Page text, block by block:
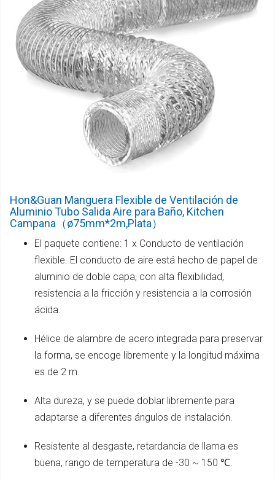
Hon&Guan Manguera Flexible de Ventilación de
Aluminio Tubo Salida Aire para Baño, Kitchen
Campana（ø75mm*2m,Plata）
El paquete contiene: 1 x Conducto de ventilación
flexible. El conducto de aire está hecho de papel de
aluminio de doble capa, con alta flexibilidad,
resistencia a la fricción y resistencia a la corrosión
ácida.
Hélice de alambre de acero integrada para preservar
la forma, se encoge libremente y la longitud máxima
es de 2 m.
Alta dureza, y se puede doblar libremente para
adaptarse a diferentes ángulos de instalación.
Resistente al desgaste, retardancia de llama es
buena, rango de temperatura de -30 ~ 150 ℃.